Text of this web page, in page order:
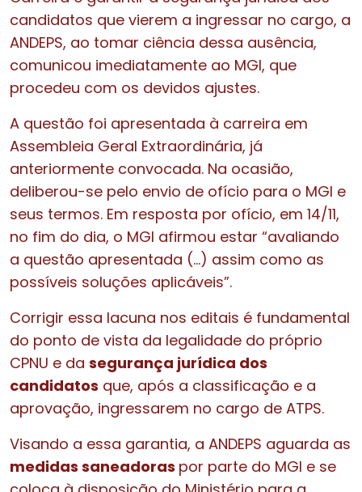
candidatos que vierem a ingressar no cargo, a
ANDEPS, ao tomar ciência dessa ausência,
comunicou imediatamente ao MGI, que
procedeu com os devidos ajustes.
A questão foi apresentada à carreira em
Assembleia Geral Extraordinária, já
anteriormente convocada. Na ocasião,
deliberou-se pelo envio de ofício para o MGI e
seus termos. Em resposta por ofício, em 14/11,
no fim do dia, o MGI afirmou estar “avaliando
a questão apresentada (…) assim como as
possíveis soluções aplicáveis”.
Corrigir essa lacuna nos editais é fundamental
do ponto de vista da legalidade do próprio
CPNU e da segurança jurídica dos
candidatos que, após a classificação e a
aprovação, ingressarem no cargo de ATPS.
Visando a essa garantia, a ANDEPS aguarda as
medidas saneadoras por parte do MGI e se